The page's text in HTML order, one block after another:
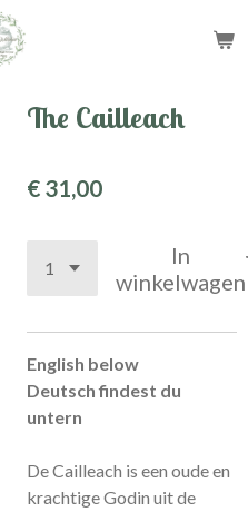
The Cailleach
€ 31,00
In
winkelwagen
English below
Deutsch findest du
untern
De Cailleach is een oude en
krachtige Godin uit de